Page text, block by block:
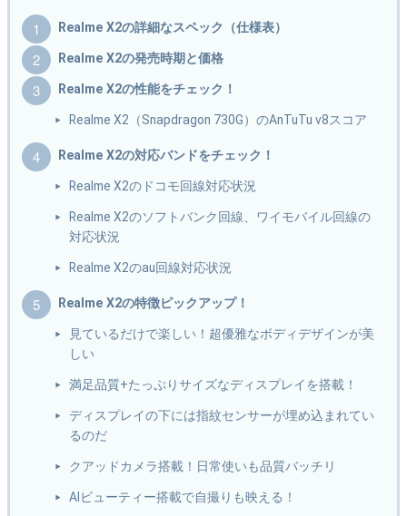
Realme X2の詳細なスペック（仕様表）
Realme X2の発売時期と価格
Realme X2の性能をチェック！
Realme X2（Snapdragon 730G）のAnTuTu v8スコア
Realme X2の対応バンドをチェック！
Realme X2のドコモ回線対応状況
Realme X2のソフトバンク回線、ワイモバイル回線の
対応状況
Realme X2のau回線対応状況
Realme X2の特徴ピックアップ！
見ているだけで楽しい！超優雅なボディデザインが美
しい
満足品質+たっぷりサイズなディスプレイを搭載！
ディスプレイの下には指紋センサーが埋め込まれてい
るのだ
クアッドカメラ搭載！日常使いも品質バッチリ
AIビューティー搭載で自撮りも映える！